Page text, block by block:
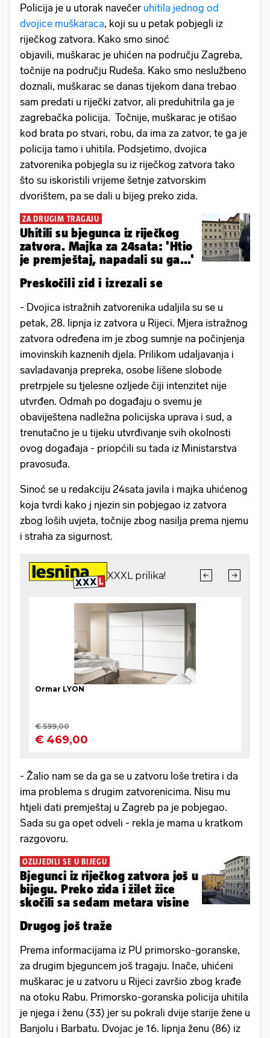
Policija je u utorak navečer uhitila jednog od
dvojice muškaraca, koji su u petak pobjegli iz
riječkog zatvora. Kako smo sinoć
objavili, muškarac je uhićen na području Zagreba,
točnije na području Rudeša. Kako smo neslužbeno
doznali, muškarac se danas tijekom dana trebao
sam predati u riječki zatvor, ali preduhitrila ga je
zagrebačka policija. Točnije, muškarac je otišao
kod brata po stvari, robu, da ima za zatvor, te ga je
policija tamo i uhitila. Podsjetimo, dvojica
zatvorenika pobjegla su iz riječkog zatvora tako
što su iskoristili vrijeme šetnje zatvorskim
dvorištem, pa se dali u bijeg preko zida.
ZA DRUGIM TRAGAJU
Uhitili su bjegunca iz riječkog
zatvora. Majka za 24sata: 'Htio
je premještaj, napadali su ga...'
Preskočili zid i izrezali se
- Dvojica istražnih zatvorenika udaljila su se u
petak, 28. lipnja iz zatvora u Rijeci. Mjera istražnog
zatvora određena im je zbog sumnje na počinjenja
imovinskih kaznenih djela. Prilikom udaljavanja i
savladavanja prepreka, osobe lišene slobode
pretrpjele su tjelesne ozljede čiji intenzitet nije
utvrđen. Odmah po događaju o svemu je
obaviještena nadležna policijska uprava i sud, a
trenutačno je u tijeku utvrđivanje svih okolnosti
ovog događaja - priopćili su tada iz Ministarstva
pravosuđa.
Sinoć se u redakciju 24sata javila i majka uhićenog
koja tvrdi kako j njezin sin pobjegao iz zatvora
zbog loših uvjeta, točnije zbog nasilja prema njemu
i straha za sigurnost.
- Žalio nam se da ga se u zatvoru loše tretira i da
ima problema s drugim zatvorenicima. Nisu mu
htjeli dati premještaj u Zagreb pa je pobjegao.
Sada su ga opet odveli - rekla je mama u kratkom
razgovoru.
OZLIJEDILI SE U BIJEGU
Bjegunci iz riječkog zatvora još u
bijegu. Preko zida i žilet žice
skočili sa sedam metara visine
Drugog još traže
Prema informacijama iz PU primorsko-goranske,
za drugim bjeguncem još tragaju. Inače, uhićeni
muškarac je u zatvoru u Rijeci završio zbog krađe
na otoku Rabu. Primorsko-goranska policija uhitila
je njega i ženu (33) jer su pokrali dvije starije žene u
Banjolu i Barbatu. Dvojac je 16. lipnja ženu (86) iz